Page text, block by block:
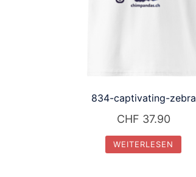
834-captivating-zebra
CHF 37.90
WEITERLESEN